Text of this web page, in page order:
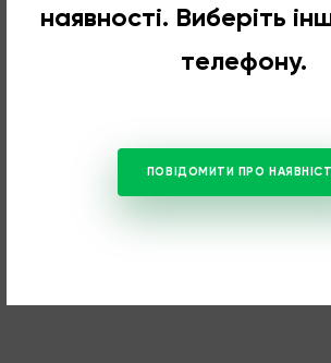
наявності. Виберіть
телефону.
ПОВІДОМИТИ ПРО